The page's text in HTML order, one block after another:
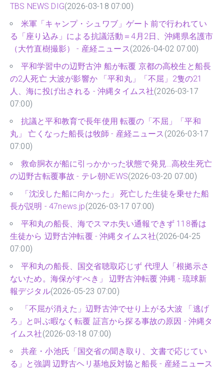
TBS NEWS DIG(2026-03-18 07:00)
米軍「キャンプ・シュワブ」ゲート前で行われてい
る「座り込み」による抗議活動＝4月2日、沖縄県名護市
（大竹直樹撮影） - 産経ニュース(2026-04-02 07:00)
平和学習中の辺野古沖 船が転覆 京都の高校生と船長
の2人死亡 大波が影響か 「平和丸」「不屈」2隻の21
人、海に投げ出される - 沖縄タイムス社(2026-03-17
07:00)
抗議と平和教育で長年使用 転覆の「不屈」「平和
丸」 亡くなった船長は牧師 - 産経ニュース (2026-03-17
07:00)
救命胴衣が船に引っかかった状態で発見…高校生死亡
の辺野古転覆事故 - テレ朝NEWS(2026-03-20 07:00)
「沈没した船に向かった」 死亡した生徒を乗せた船
長が説明 - 47news.jp(2026-03-17 07:00)
平和丸の船長、海でスマホ失い通報できず 118番は
生徒から 辺野古沖転覆 - 沖縄タイムス社(2026-04-25
07:00)
平和丸の船長、国交省聴取応じず 代理人「根拠示さ
ないため。海保がすべき」 辺野古沖転覆 沖縄 - 琉球新
報デジタル(2026-05-23 07:00)
「不屈が消えた」辺野古沖でせり上がる大波 「逃げ
ろ」と叫ぶ暇なく転覆 証言から探る事故の原因 - 沖縄タ
イムス社(2026-03-18 07:00)
共産・小池氏「国交省の聞き取り、文書で応じてい
る」と強調 辺野古ヘリ基地反対協と船長 - 産経ニュース